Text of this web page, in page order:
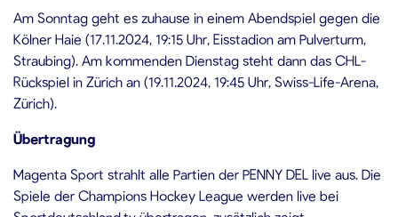
Am Sonntag geht es zuhause in einem Abendspiel gegen die
Kölner Haie (17.11.2024, 19:15 Uhr, Eisstadion am Pulverturm,
Straubing). Am kommenden Dienstag steht dann das CHL-
Rückspiel in Zürich an (19.11.2024, 19:45 Uhr, Swiss-Life-Arena,
Zürich).
Übertragung
Magenta Sport strahlt alle Partien der PENNY DEL live aus. Die
Spiele der Champions Hockey League werden live bei